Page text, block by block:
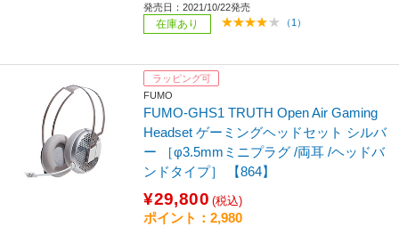
発売日：2021/10/22発売
在庫あり （1）
ラッピング可
FUMO
FUMO-GHS1 TRUTH Open Air Gaming
Headset ゲーミングヘッドセット シルバ
ー ［φ3.5mmミニプラグ /両耳 /ヘッドバ
ンドタイプ］ 【864】
¥29,800 (税込)
ポイント：2,980